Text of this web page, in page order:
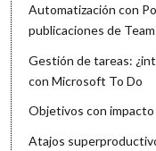
Automatización con
publicaciones de
Gestión de tareas:
con Microsoft To Do
Objetivos con impacto
Atajos